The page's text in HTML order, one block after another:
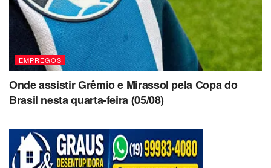
EMPREGOS
Onde assistir Grêmio e Mirassol pela Copa do
Brasil nesta quarta-feira (05/08)